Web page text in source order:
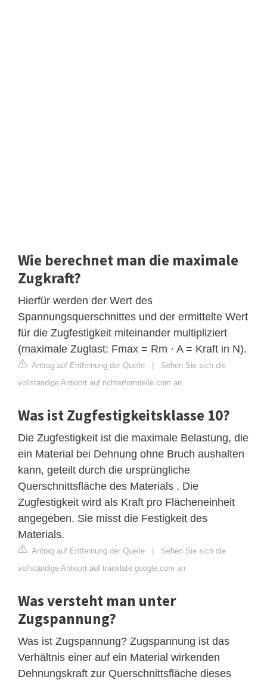
Wie berechnet man die maximale
Zugkraft?
Hierfür werden der Wert des
Spannungsquerschnittes und der ermittelte Wert
für die Zugfestigkeit miteinander multipliziert
(maximale Zuglast: Fmax = Rm · A = Kraft in N).
Antrag auf Entfernung der Quelle | Sehen Sie sich die
vollständige Antwort auf richterformteile.com an
Was ist Zugfestigkeitsklasse 10?
Die Zugfestigkeit ist die maximale Belastung, die
ein Material bei Dehnung ohne Bruch aushalten
kann, geteilt durch die ursprüngliche
Querschnittsfläche des Materials . Die
Zugfestigkeit wird als Kraft pro Flächeneinheit
angegeben. Sie misst die Festigkeit des
Materials.
Antrag auf Entfernung der Quelle | Sehen Sie sich die
vollständige Antwort auf translate.google.com an
Was versteht man unter
Zugspannung?
Was ist Zugspannung? Zugspannung ist das
Verhältnis einer auf ein Material wirkenden
Dehnungskraft zur Querschnittsfläche dieses